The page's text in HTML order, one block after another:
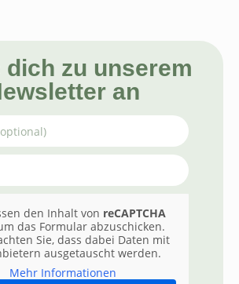
dich zu unserem
an
den Inhalt von reCAPTCHA
das Formular abzuschicken.
Sie, dass dabei Daten mit
ausgetauscht werden.
Mehr Informationen